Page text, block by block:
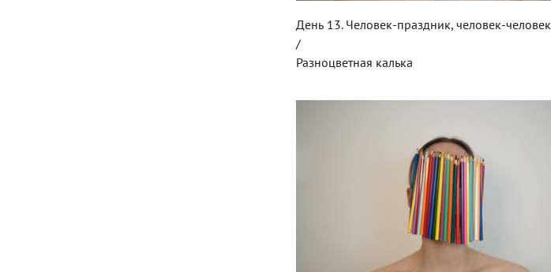
День 13. Человек-праздник, человек-человек
/
Разноцветная калька